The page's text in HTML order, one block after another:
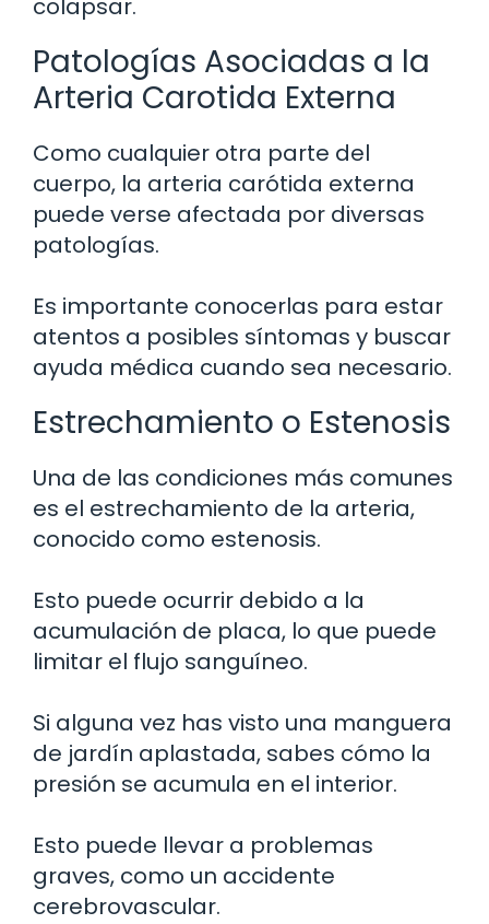
colapsar.
Patologías Asociadas a la
Arteria Carotida Externa
Como cualquier otra parte del
cuerpo, la arteria carótida externa
puede verse afectada por diversas
patologías.
Es importante conocerlas para estar
atentos a posibles síntomas y buscar
ayuda médica cuando sea necesario.
Estrechamiento o Estenosis
Una de las condiciones más comunes
es el estrechamiento de la arteria,
conocido como estenosis.
Esto puede ocurrir debido a la
acumulación de placa, lo que puede
limitar el flujo sanguíneo.
Si alguna vez has visto una manguera
de jardín aplastada, sabes cómo la
presión se acumula en el interior.
Esto puede llevar a problemas
graves, como un accidente
cerebrovascular.